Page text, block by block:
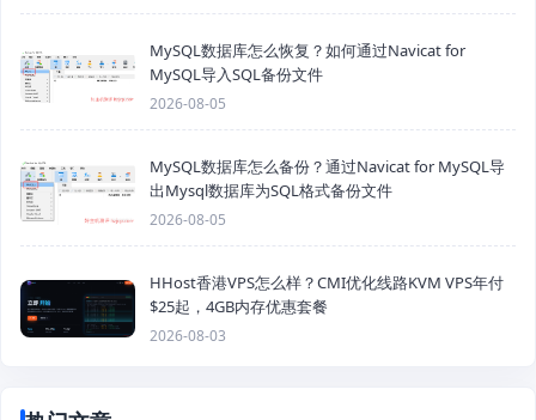
MySQL数据库怎么恢复？如何通过Navicat for
MySQL导入SQL备份文件
2026-08-05
MySQL数据库怎么备份？通过Navicat for MySQL导
出Mysql数据库为SQL格式备份文件
2026-08-05
HHost香港VPS怎么样？CMI优化线路KVM VPS年付
$25起，4GB内存优惠套餐
2026-08-03